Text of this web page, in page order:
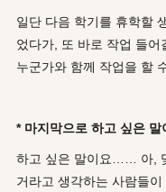
일단 다음 학기를 휴학할
었다가, 또 바로 작업 들어
누군가와 함께 작업을 할
* 마지막으로 하고 싶은
하고 싶은 말이요…… 아,
거라고 생각하는 사람들